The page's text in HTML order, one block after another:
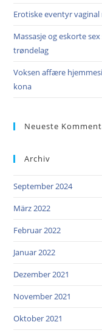
Erotiske eventyr
Massasje og eskorte
trøndelag
Voksen affære
kona
Neueste
Archiv
September 2024
März 2022
Februar 2022
Januar 2022
Dezember 2021
November 2021
Oktober 2021